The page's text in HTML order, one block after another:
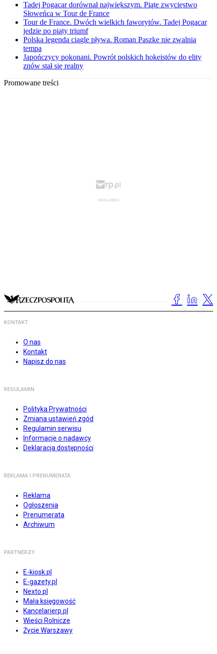
Tadej Pogacar dorównał największym. Piąte zwycięstwo
Słoweńca w Tour de France
Tour de France. Dwóch wielkich faworytów. Tadej Pogacar
jedzie po piąty triumf
Polska legenda ciągle pływa. Roman Paszke nie zwalnia
tempa
Japończycy pokonani. Powrót polskich hokeistów do elity
znów stał się realny
Promowane treści
KONTAKT
O nas
Kontakt
Napisz do nas
REGULAMIN
Polityka Prywatności
Zmiana ustawień zgód
Regulamin serwisu
Informacje o nadawcy
Deklaracja dostępności
REKLAMA I PRENUMERATA
Reklama
Ogłoszenia
Prenumerata
Archiwum
PARTNERZY
E-kiosk.pl
E-gazety.pl
Nexto.pl
Mała księgowość
Kancelarierp.pl
Wieści Rolnicze
Życie Warszawy